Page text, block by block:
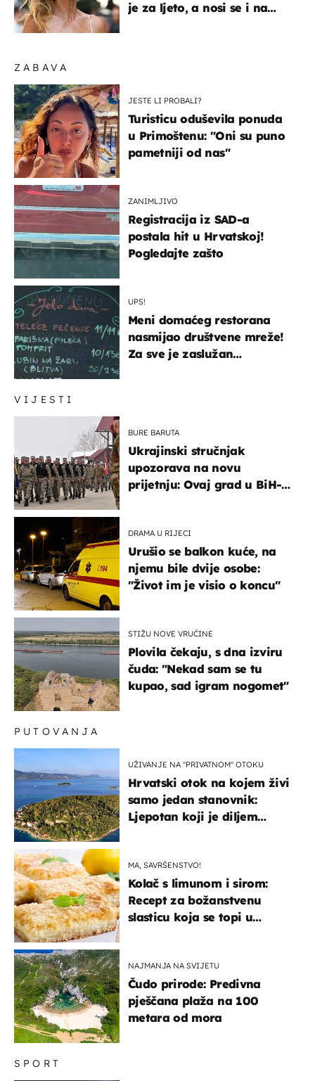
VIJESTI
BURE BARUTA
Ukrajinski stručnjak
upozorava na novu
prijetnju: Ovaj grad u BiH-u
DRAMA U RIJECI
Urušio se balkon kuće, na
njemu bile dvije osobe:
"Život im je visio o koncu"
STIŽU NOVE VRUĆINE
Plovila čekaju, s dna izviru
čuda: "Nekad sam se tu
kupao, sad igram nogomet"
ZABAVA
JESTE LI PROBALI?
Turisticu oduševila ponuda
u Primoštenu: "Oni su puno
pametniji od nas"
ZANIMLJIVO
Registracija iz SAD-a
postala hit u Hrvatskoj!
Pogledajte zašto
UPS!
Meni domaćeg restorana
nasmijao društvene mreže!
Za sve je zaslužan
SPORT
PUTOVANJA
UŽIVANJE NA "PRIVATNOM" OTOKU
Hrvatski otok na kojem živi
samo jedan stanovnik:
Ljepotan koji je diljem
MA, SAVRŠENSTVO!
Kolač s limunom i sirom:
Recept za božanstvenu
slasticu koja se topi u
NAJMANJA NA SVIJETU
Čudo prirode: Predivna
pješčana plaža na 100
metara od mora
je za ljeto, a nosi se i na